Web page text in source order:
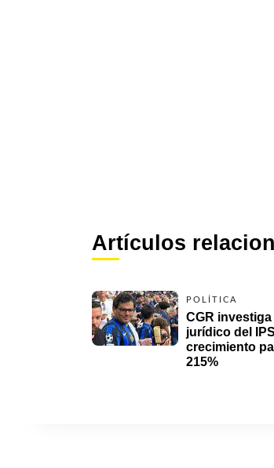
Artículos
POLÍTICA
CGR
jurídico del
crecimiento
215%